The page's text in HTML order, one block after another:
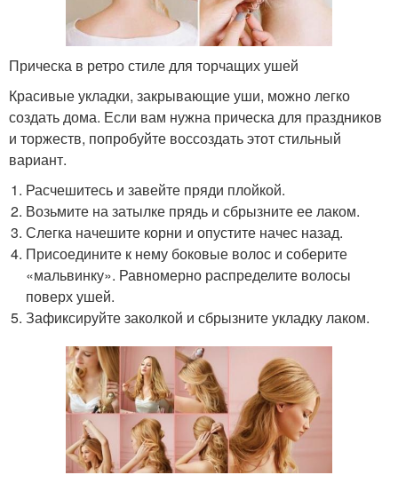
Прическа в ретро стиле для торчащих ушей
Красивые укладки, закрывающие уши, можно легко
создать дома. Если вам нужна прическа для праздников
и торжеств, попробуйте воссоздать этот стильный
вариант.
Расчешитесь и завейте пряди плойкой.
Возьмите на затылке прядь и сбрызните ее лаком.
Слегка начешите корни и опустите начес назад.
Присоедините к нему боковые волос и соберите
«мальвинку». Равномерно распределите волосы
поверх ушей.
Зафиксируйте заколкой и сбрызните укладку лаком.